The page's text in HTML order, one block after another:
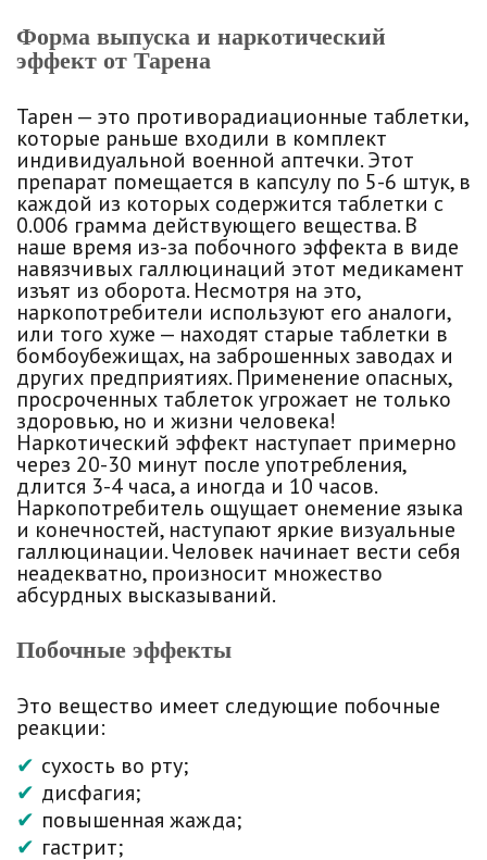
Форма выпуска и наркотический
эффект от Тарена
Тарен — это противорадиационные таблетки,
которые раньше входили в комплект
индивидуальной военной аптечки. Этот
препарат помещается в капсулу по 5-6 штук, в
каждой из которых содержится таблетки с
0.006 грамма действующего вещества. В
наше время из-за побочного эффекта в виде
навязчивых галлюцинаций этот медикамент
изъят из оборота. Несмотря на это,
наркопотребители используют его аналоги,
или того хуже — находят старые таблетки в
бомбоубежищах, на заброшенных заводах и
других предприятиях. Применение опасных,
просроченных таблеток угрожает не только
здоровью, но и жизни человека!
Наркотический эффект наступает примерно
через 20-30 минут после употребления,
длится 3-4 часа, а иногда и 10 часов.
Наркопотребитель ощущает онемение языка
и конечностей, наступают яркие визуальные
галлюцинации. Человек начинает вести себя
неадекватно, произносит множество
абсурдных высказываний.
Побочные эффекты
Это вещество имеет следующие побочные
реакции:
сухость во рту;
дисфагия;
повышенная жажда;
гастрит;